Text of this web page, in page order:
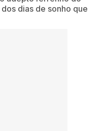
dias de sonho que